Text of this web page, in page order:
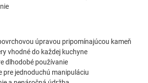
úpravou pripomínajúcou kameň
vhodné do každej kuchyne
dlhodobé používanie
pre jednoduchú manipuláciu